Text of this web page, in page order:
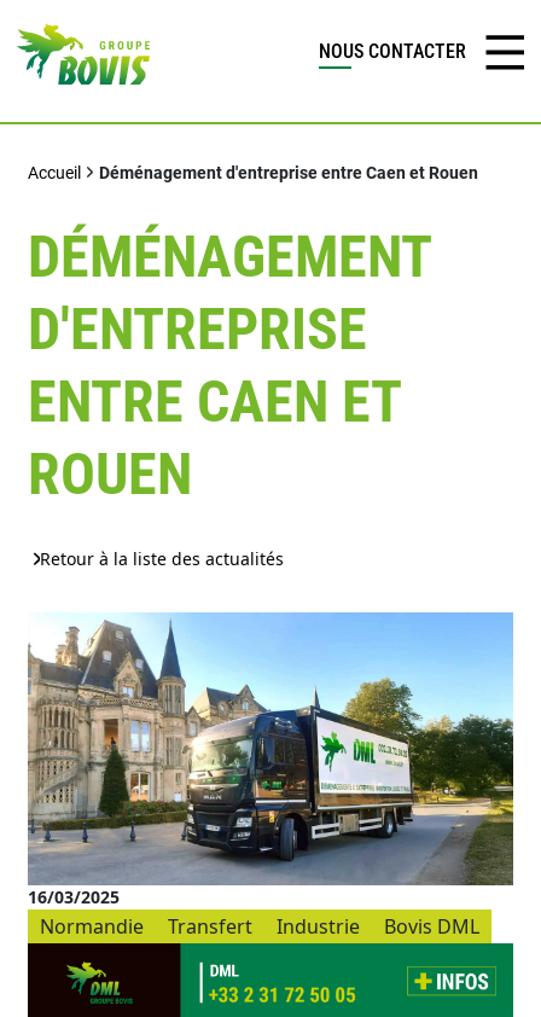
NOUS CONTACTER
Accueil Déménagement d'entreprise entre Caen et Rouen
DÉMÉNAGEMENT
D'ENTREPRISE
ENTRE CAEN ET
ROUEN
Retour à la liste des actualités
16/03/2025
Normandie Transfert Industrie Bovis DML